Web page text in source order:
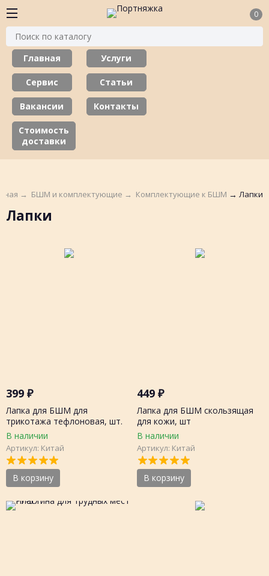
0
Главная Услуги
Сервис Статьи
Вакансии Контакты
Стоимость
доставки
→ БШМ и комплектующие → Комплектующие к БШМ → Лапки
Лапки
399 ₽
Лапка для БШМ для
трикотажа тефлоновая, шт.
В наличии
Артикул: Китай
В корзину
449₽
Лапка для БШМ скользящая
для кожи, шт
В наличии
Артикул: Китай
В корзину